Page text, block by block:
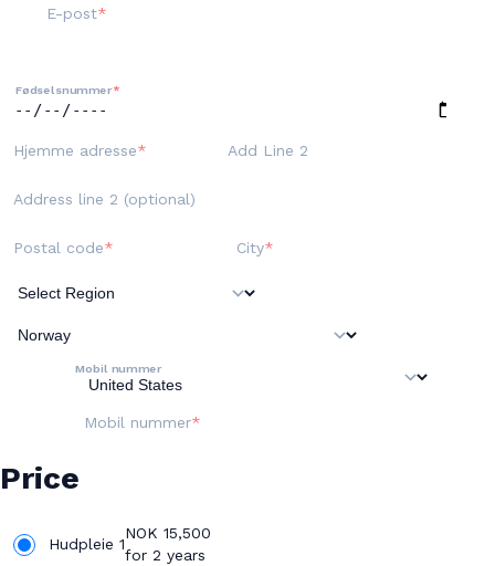
E-post
Fødselsnummer
Hjemme adresse Add Line 2
Address line 2 (optional)
Postal code City
Mobil nummer
Mobil nummer
Price
Hudpleie 1
NOK 15,500
for 2 years